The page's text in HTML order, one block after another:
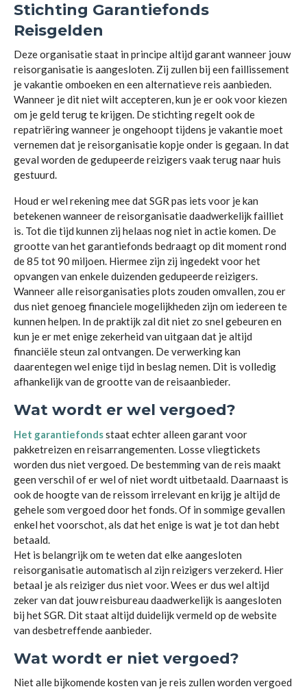
Stichting Garantiefonds
Reisgelden
Deze organisatie staat in principe altijd garant wanneer jouw
reisorganisatie is aangesloten. Zij zullen bij een faillissement
je vakantie omboeken en een alternatieve reis aanbieden.
Wanneer je dit niet wilt accepteren, kun je er ook voor kiezen
om je geld terug te krijgen. De stichting regelt ook de
repatriëring wanneer je ongehoopt tijdens je vakantie moet
vernemen dat je reisorganisatie kopje onder is gegaan. In dat
geval worden de gedupeerde reizigers vaak terug naar huis
gestuurd.
Houd er wel rekening mee dat SGR pas iets voor je kan
betekenen wanneer de reisorganisatie daadwerkelijk failliet
is. Tot die tijd kunnen zij helaas nog niet in actie komen. De
grootte van het garantiefonds bedraagt op dit moment rond
de 85 tot 90 miljoen. Hiermee zijn zij ingedekt voor het
opvangen van enkele duizenden gedupeerde reizigers.
Wanneer alle reisorganisaties plots zouden omvallen, zou er
dus niet genoeg financiele mogelijkheden zijn om iedereen te
kunnen helpen. In de praktijk zal dit niet zo snel gebeuren en
kun je er met enige zekerheid van uitgaan dat je altijd
financiële steun zal ontvangen. De verwerking kan
daarentegen wel enige tijd in beslag nemen. Dit is volledig
afhankelijk van de grootte van de reisaanbieder.
Wat wordt er wel vergoed?
Het garantiefondsstaat echter alleen garant voor
pakketreizen en reisarrangementen. Losse vliegtickets
worden dus niet vergoed. De bestemming van de reis maakt
geen verschil of er wel of niet wordt uitbetaald. Daarnaast is
ook de hoogte van de reissom irrelevant en krijg je altijd de
gehele som vergoed door het fonds. Of in sommige gevallen
enkel het voorschot, als dat het enige is wat je tot dan hebt
betaald.
Het is belangrijk om te weten dat elke aangesloten
reisorganisatie automatisch al zijn reizigers verzekerd. Hier
betaal je als reiziger dus niet voor. Wees er dus wel altijd
zeker van dat jouw reisbureau daadwerkelijk is aangesloten
bij het SGR. Dit staat altijd duidelijk vermeld op de website
van desbetreffende aanbieder.
Wat wordt er niet vergoed?
Niet alle bijkomende kosten van je reis zullen worden vergoed